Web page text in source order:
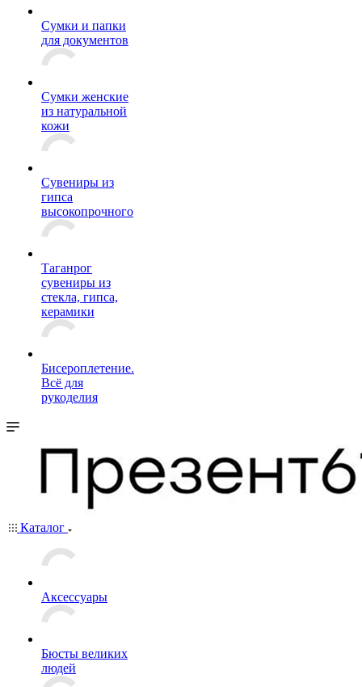
Сумки и папки
для документов
Сумки женские
из натуральной
кожи
Сувениры из
гипса
высокопрочного
Таганрог
сувениры из
стекла, гипса,
керамики
Бисероплетение.
Всё для
рукоделия
Каталог
Аксессуары
Бюсты великих
людей